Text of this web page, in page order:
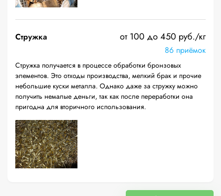
Стружка от 100 до 450 руб./кг
86 приёмок
Стружка получается в процессе обработки бронзовых
элементов. Это отходы производства, мелкий брак и прочие
небольшие куски металла. Однако даже за стружку можно
получить немалые деньги, так как после переработки она
пригодна для вторичного использования.